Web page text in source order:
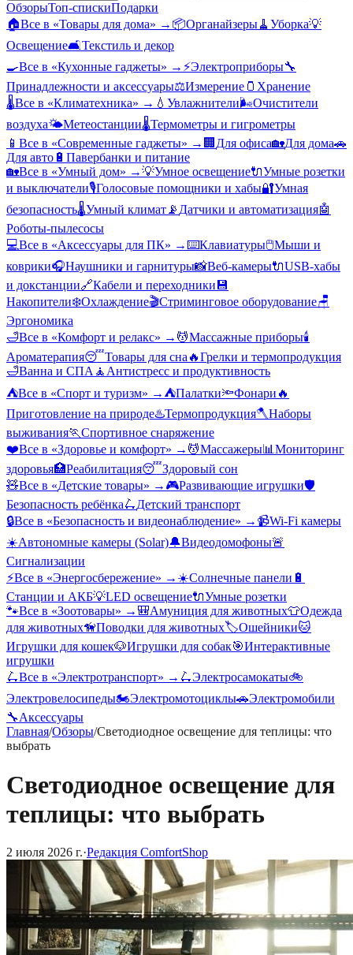
ОбзорыТоп-спискиПодарки
🏠Все в «Товары для дома» → 📦Органайзеры🧹 Уборка💡
Освещение🛋️Текстиль и декор
🍳Все в «Кухонные гаджеты» → ⚡Электроприборы🔧
Принадлежности и аксессуары⚖️Измерение 🫙 Хранение
🌡️Все в «Климатехника» → 💧 Увлажнители🌬️Очистители
воздуха🌤️Метеостанции🌡️Термометры и гигрометры
📱 Все в «Современные гаджеты» → 🏢 Для офиса🏡Для дома🚗
Для авто 🔋 Павербанки и питание
🏡Все в «Умный дом» →💡Умное освещение🔌Умные розетки
и выключатели🎙️Голосовые помощники и хабы🔐Умная
безопасность🌡️Умный климат 📡 Датчики и автоматизация🤖
Роботы-пылесосы
💻Все в «Аксессуары для ПК» →⌨️Клавиатуры🖱️Мыши и
коврики🎧Наушники и гарнитуры📸Веб-камеры🔌USB-хабы
и докстанции🔗Кабели и переходники 💾
Накопители❄️Охлаждение🎬Стриминговое оборудование🪑
Эргономика
🛁Все в «Комфорт и релакс» → 💆Массажные приборы🕯️
Ароматерапия😴Товары для сна 🔥Грелки и термопродукция
🛁Ванна и СПА 🧘 Антистресс и продуктивность
⛺Все в «Спорт и туризм» → ⛺Палатки🔦Фонари 🔥
Приготовление на природе♨️Термопродукция🪓Наборы
выживания🏃Спортивное снаряжение
❤️Все в «Здоровье и комфорт» → 💆Массажеры📊 Мониторинг
здоровья🏥Реабилитация😴Здоровый сон
🧸Все в «Детские товары» → 🎮Развивающие игрушки🛡️
Безопасность ребёнка🛴Детский транспорт
🔒Все в «Безопасность и видеонаблюдение» → 📹Wi-Fi камеры
☀️Автономные камеры (Solar)🔔Видеодомофоны🚨
Сигнализации
⚡Все в «Энергосбережение» → ☀️Солнечные панели 🔋
Станции и АКБ💡LED освещение🔌Умные розетки
🐾Все в «Зоотовары» → 🎒Амуниция для животных👕Одежда
для животных🦮Поводки для животных🏷️Ошейники🐱
Игрушки для кошек🐶Игрушки для собак🎯Интерактивные
игрушки
🛴Все в «Электротранспорт» → 🛴Электросамокаты🚲
Электровелосипеды🏍️Электромотоциклы🚗Электромобили
🔧Аксессуары
Главная/Обзоры/Светодиодное освещение для теплицы: что
выбрать
Светодиодное освещение для
теплицы: что выбрать
2 июля 2026 г.·Редакция ComfortShop